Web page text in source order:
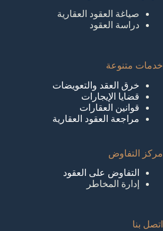
صياغة العقود العقارية
دراسة العقود
خدمات متنوعة
خرق العقد والتعويضات
قضايا الإيجارات
قوانين العقارات
مراجعة العقود العقارية
مركز التفاوض
التفاوض على العقود
إدارة المخاطر
اتصل بنا